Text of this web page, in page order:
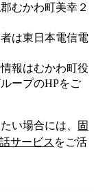
むかわ町美幸２
は東日本電信電
報はむかわ町役
ープのHPをご
い場合には、
固
サービス をご活